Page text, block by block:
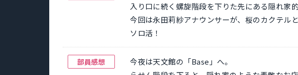
入り口に続く螺旋階段を下りた先にある隠れ家
今回は永田莉紗アナウンサーが、桜のカクテル
ソロ活！
部員感想
今夜は天文館の「Base」へ。